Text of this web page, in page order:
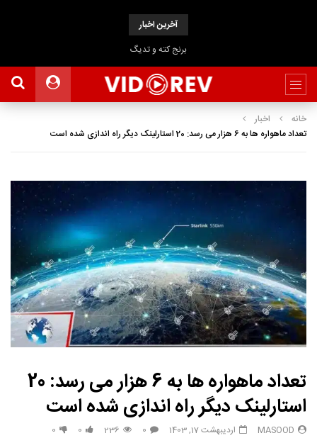
آخرین اخبار
برنج کته و تدیگ
خانه
اخبار
تعداد ماهواره ها به 6 هزار می رسد: 20 استارلینک دیگر راه اندازی شده است
تعداد ماهواره ها به 6 هزار می رسد: 20
استارلینک دیگر راه اندازی شده است
MASOOD اردیبهشت 17, 1403 0
236
0
0